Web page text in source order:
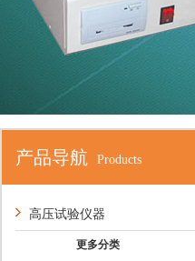
产品导航 Products
高压试验仪器
更多分类